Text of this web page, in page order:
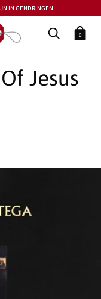
IN GENDRINGEN
0
Jesus